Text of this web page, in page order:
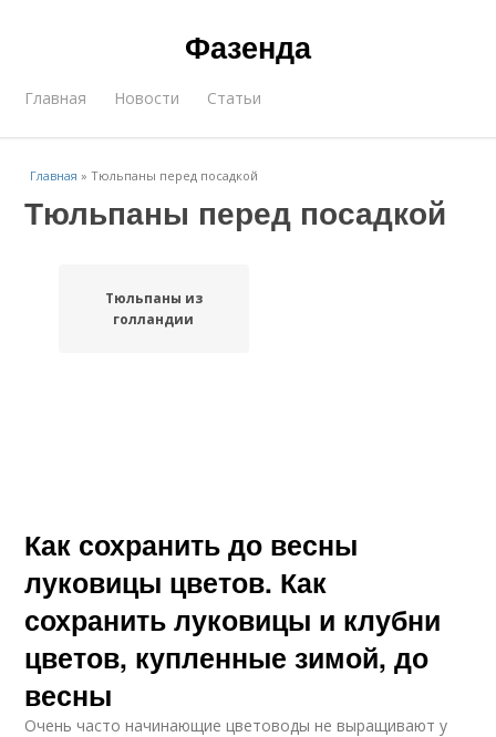
Фазенда
Главная Новости Статьи
Главная »Тюльпаны перед посадкой
Тюльпаны перед посадкой
Тюльпаны из
голландии
Как сохранить до весны
луковицы цветов. Как
сохранить луковицы и клубни
цветов, купленные зимой, до
весны
Очень часто начинающие цветоводы не выращивают у